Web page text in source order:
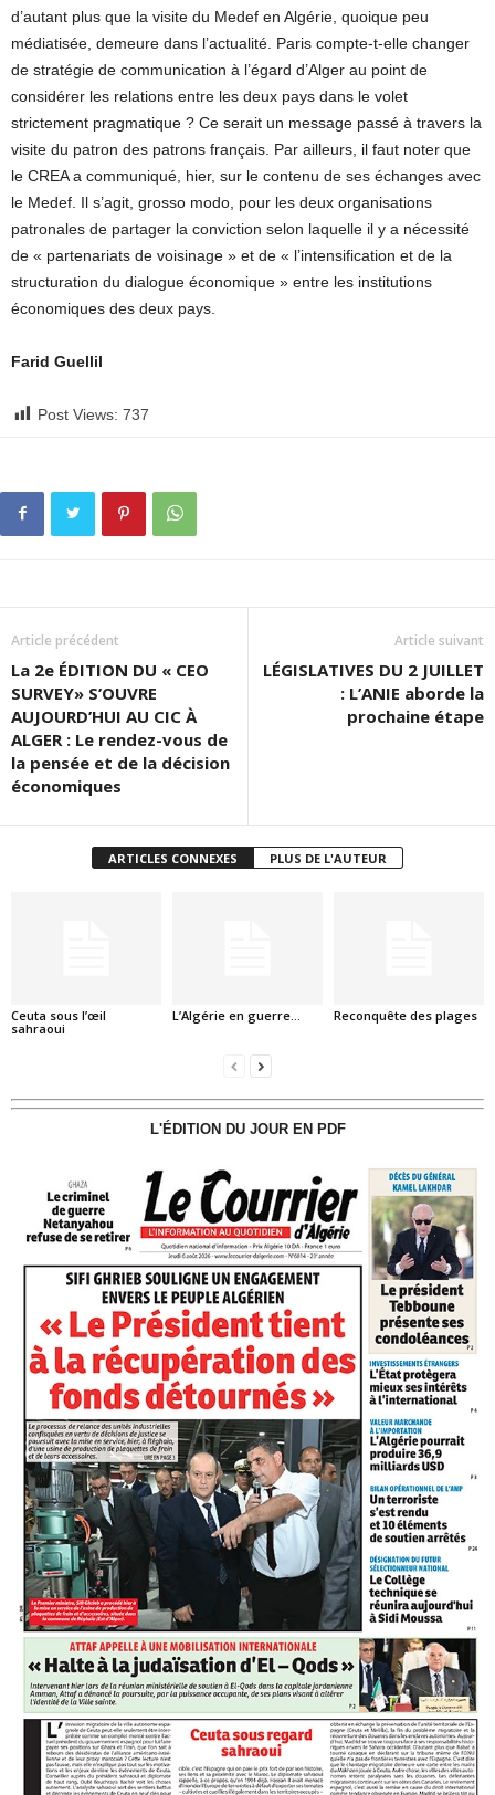
d’autant plus que la visite du Medef en Algérie, quoique peu
médiatisée, demeure dans l’actualité. Paris compte-t-elle changer
de stratégie de communication à l’égard d’Alger au point de
considérer les relations entre les deux pays dans le volet
strictement pragmatique ? Ce serait un message passé à travers la
visite du patron des patrons français. Par ailleurs, il faut noter que
le CREA a communiqué, hier, sur le contenu de ses échanges avec
le Medef. Il s’agit, grosso modo, pour les deux organisations
patronales de partager la conviction selon laquelle il y a nécessité
de « partenariats de voisinage » et de « l’intensification et de la
structuration du dialogue économique » entre les institutions
économiques des deux pays.
Farid Guellil
Post Views: 737
Article précédent
La 2e ÉDITION DU « CEO
SURVEY» S’OUVRE
AUJOURD’HUI AU CIC À
ALGER : Le rendez-vous de
la pensée et de la décision
économiques
Article suivant
LÉGISLATIVES DU 2 JUILLET
: L’ANIE aborde la
prochaine étape
ARTICLES CONNEXES PLUS DE L'AUTEUR
Ceuta sous l’œil
sahraoui
L’Algérie en guerre… Reconquête des plages
L'ÉDITION DU JOUR EN PDF